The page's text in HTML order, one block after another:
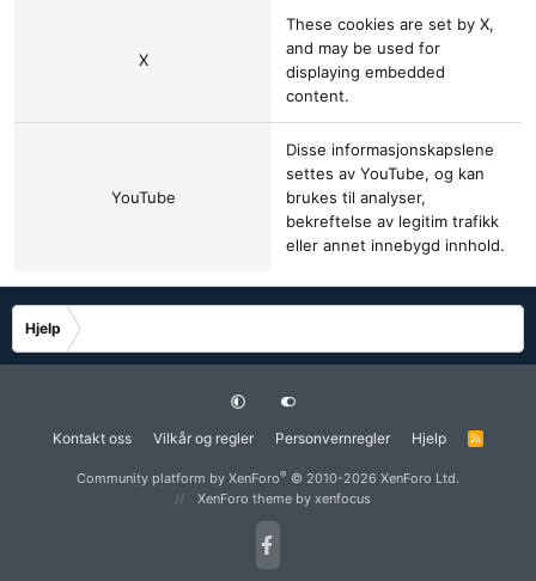
X
These cookies are set by X,
and may be used for
displaying embedded
content.
YouTube
Disse informasjonskapslene
settes av YouTube, og kan
brukes til analyser,
bekreftelse av legitim trafikk
eller annet innebygd innhold.
Hjelp
Kontakt oss Vilkår og regler Personvernregler Hjelp
R
Community platform by XenForo® © 2010-2026 XenForo Ltd.
XenForo theme by xenfocus